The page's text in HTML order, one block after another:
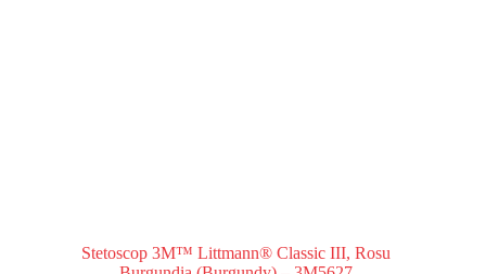
Stetoscop 3M™ Littmann® Classic III, Rosu